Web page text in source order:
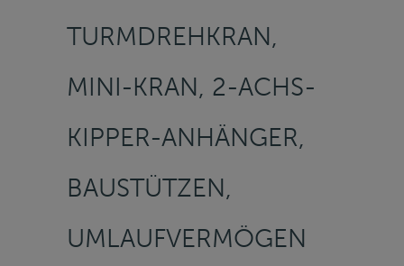
TURMDREHKRAN,
MINI-KRAN, 2-ACHS-
KIPPER-ANHÄNGER,
BAUSTÜTZEN,
UMLAUFVERMÖGEN